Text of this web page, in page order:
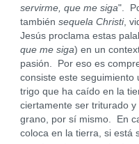
servirme, que me siga".
también sequela Christi,
Jesús proclama estas
que me siga) en un
pasión. Por eso es
consiste este seguimiento
trigo que ha caído en la
ciertamente ser triturado
grano, por sí mismo. En
coloca en la tierra, si está